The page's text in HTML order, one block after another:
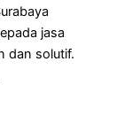
jasa
dan solutif.